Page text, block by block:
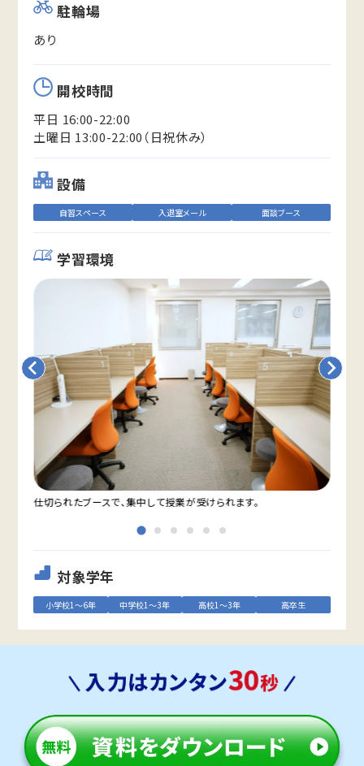
駐輪場
あり
開校時間
平日 16:00-22:00
土曜日 13:00-22:00（日祝休み）
設備
自習スペース 入退室メール 面談ブース
学習環境
仕切られたブースで、集中して授業が受けられます。
対象学年
小学校1～6年 中学校1～3年 高校1～3年 高卒生